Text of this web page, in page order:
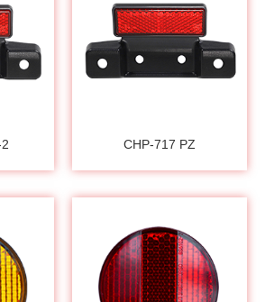
CHP-717 PZ